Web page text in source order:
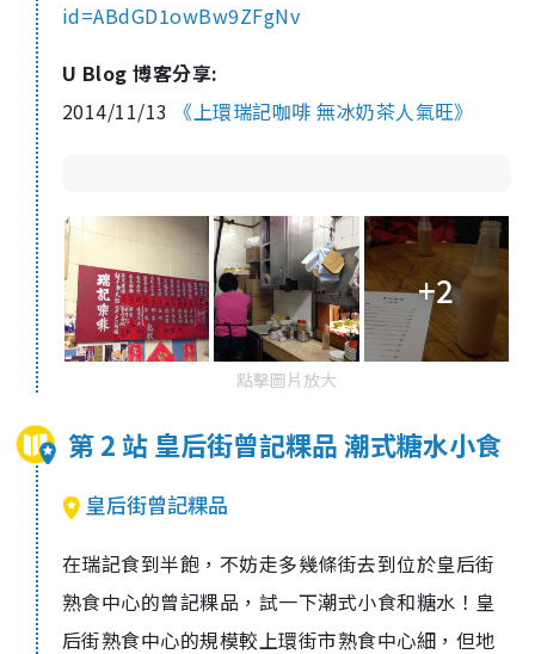
id=ABdGD1owBw9ZFgNv
U Blog 博客分享:
2014/11/13 《上環瑞記咖啡 無冰奶茶人氣旺》
+2
點擊圖片放大
第 2 站 皇后街曾記粿品 潮式糖水小食
皇后街曾記粿品
在瑞記食到半飽，不妨走多幾條街去到位於皇后街
熟食中心的曾記粿品，試一下潮式小食和糖水！皇
后街熟食中心的規模較上環街市熟食中心細，但地